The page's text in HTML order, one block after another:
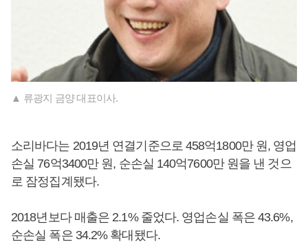
▲ 류광지 금양 대표이사.
소리바다는 2019년 연결기준으로 458억1800만 원, 영업
손실 76억3400만 원, 순손실 140억7600만 원을 낸 것으
로 잠정집계됐다.
2018년보다 매출은 2.1% 줄었다. 영업손실 폭은 43.6%,
순손실 폭은 34.2% 확대됐다.